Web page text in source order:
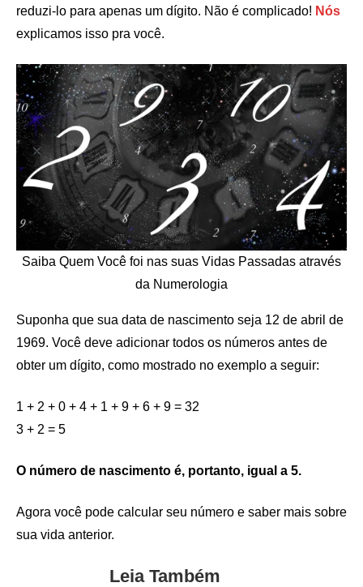
reduzi-lo para apenas um dígito. Não é complicado! Nós
explicamos isso pra você.
Saiba Quem Você foi nas suas Vidas Passadas através
da Numerologia
Suponha que sua data de nascimento seja 12 de abril de
1969. Você deve adicionar todos os números antes de
obter um dígito, como mostrado no exemplo a seguir:
1 + 2 + 0 + 4 + 1 + 9 + 6 + 9 = 32
3 + 2 = 5
O número de nascimento é, portanto, igual a 5.
Agora você pode calcular seu número e saber mais sobre
sua vida anterior.
Leia Também